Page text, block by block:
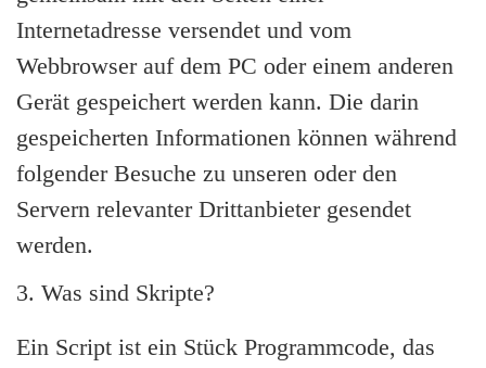
Internetadresse versendet und vom
Webbrowser auf dem PC oder einem anderen
Gerät gespeichert werden kann. Die darin
gespeicherten Informationen können während
folgender Besuche zu unseren oder den
Servern relevanter Drittanbieter gesendet
werden.
3. Was sind Skripte?
Ein Script ist ein Stück Programmcode, das